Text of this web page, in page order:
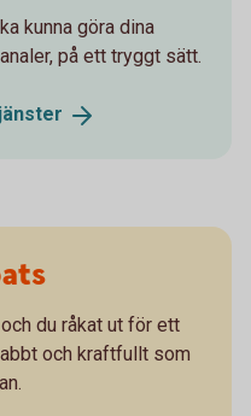
kunna göra dina
på ett tryggt sätt.
du råkat ut för ett
och kraftfullt som